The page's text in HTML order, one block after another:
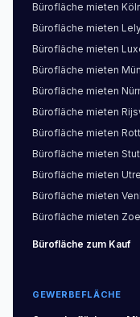
Bürofläche mieten
Bürofläche mieten
Bürofläche mieten
Bürofläche mieten
Bürofläche mieten
Bürofläche mieten
Bürofläche mieten
Bürofläche mieten
Bürofläche mieten
Bürofläche mieten
Bürofläche mieten
Bürofläche zum Kauf
GEWERBEFLÄCHE